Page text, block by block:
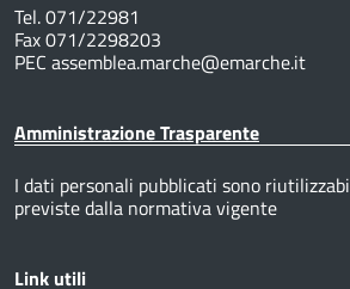
Tel. 071/22981
Fax 071/2298203
PEC assemblea.marche@emarche.it
Amministrazione Trasparente
I dati personali pubblicati sono
previste dalla normativa vigente
Link utili